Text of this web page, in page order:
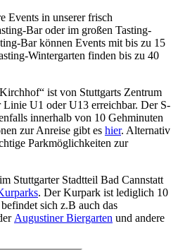
Events in unserer frisch
Bar oder im großen Tasting-
Bar können Events mit bis zu 15
Wintergarten finden bis zu 40
ist von Stuttgarts Zentrum
U1 oder U13 erreichbar. Der S-
innerhalb von 10 Gehminuten
zur Anreise gibt es hier. Alternativ
Parkmöglichkeiten zur
Stuttgarter Stadtteil Bad Cannstatt
. Der Kurpark ist lediglich 10
sich z.B auch das
Augustiner Biergarten und andere